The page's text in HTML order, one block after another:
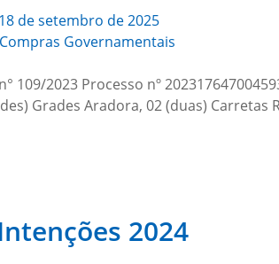
18 de setembro de 2025
Governamentais
109/2023 Processo nº
Grades Aradora, 02 (duas)
2024